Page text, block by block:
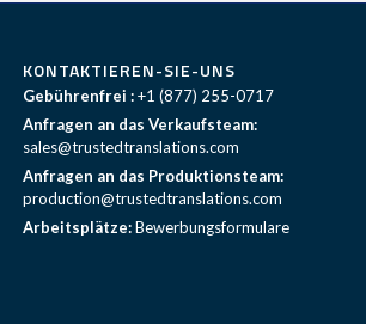
KONTAKTIEREN-SIE-UNS
Gebührenfrei : +1 (877) 255-0717
Anfragen an das Verkaufsteam:
sales@trustedtranslations.com
Anfragen an das Produktionsteam:
production@trustedtranslations.com
Arbeitsplätze:Bewerbungsformulare